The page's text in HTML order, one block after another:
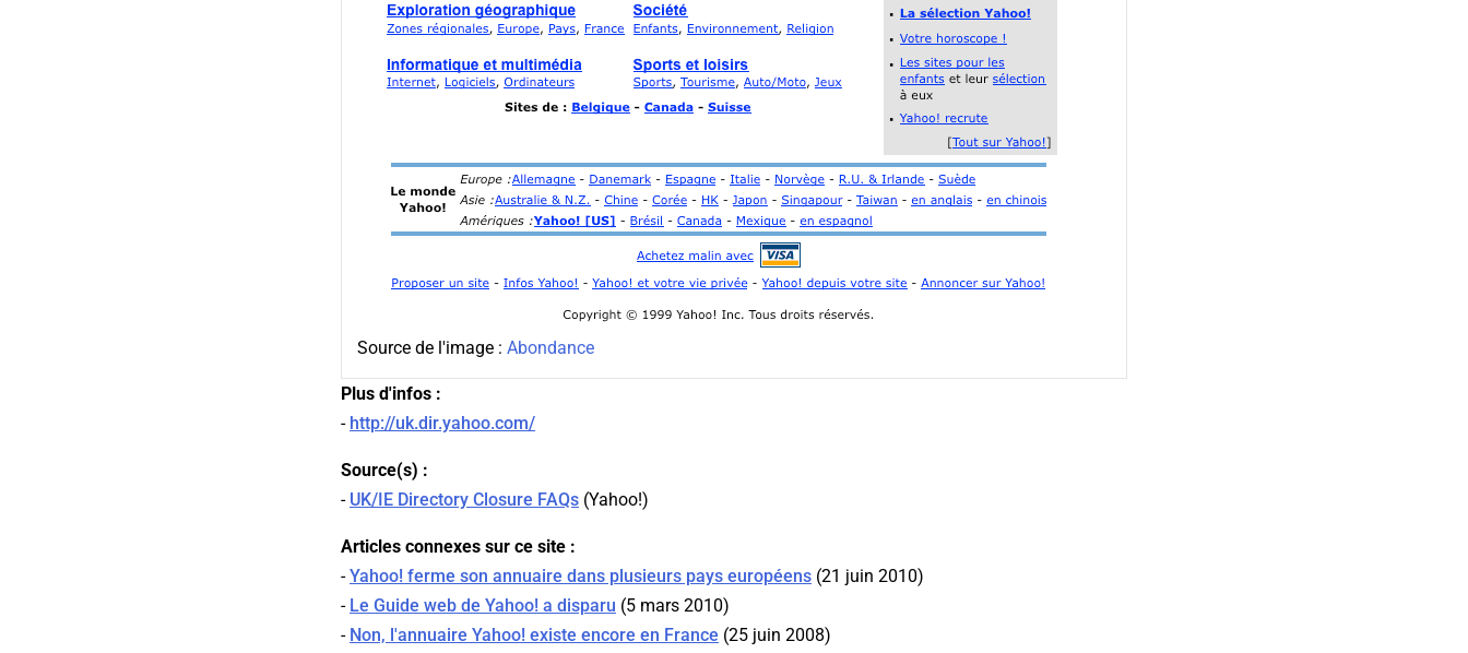
Source de l'image : Abondance
Plus d'infos :
- http://uk.dir.yahoo.com/
Source(s) :
- UK/IE Directory Closure FAQs (Yahoo!)
Articles connexes sur ce site :
-Yahoo! ferme son annuaire dans plusieurs pays européens (21 juin 2010)
- Le Guide web de Yahoo! a disparu (5 mars 2010)
- Non, l'annuaire Yahoo! existe encore en France (25 juin 2008)